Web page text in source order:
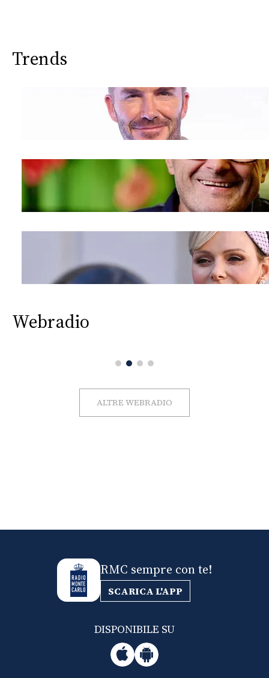
Trends
Webradio
ALTRE WEBRADIO
RMC sempre con te!
SCARICA L'APP
DISPONIBILE SU